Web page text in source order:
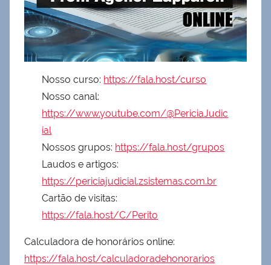
Nosso curso: https://fala.host/curso
Nosso canal:
https://www.youtube.com/@PericiaJudic
ial
Nossos grupos: https://fala.host/grupos
Laudos e artigos:
https://periciajudicial.zsistemas.com.br
Cartão de visitas:
https://fala.host/C/Perito
Calculadora de honorários online:
https://fala.host/calculadoradehonorarios